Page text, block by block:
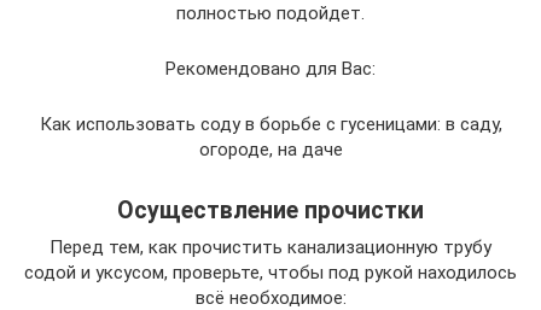
полностью подойдет.
Рекомендовано для Вас:
Как использовать соду в борьбе с гусеницами: в саду,
огороде, на даче
Осуществление прочистки
Перед тем, как прочистить канализационную трубу
содой и уксусом, проверьте, чтобы под рукой находилось
всё необходимое: